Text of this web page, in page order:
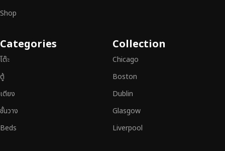
สิก และการใช้งานที่ยาวนาน
ประกันคุณภาพและการบริการที่ดีที่สุด
Shop
Categories
โต๊ะ
ตู้
เตียง
ชั้นวาง
Beds
Collection
Chicago
Boston
Dublin
Glasgow
Liverpool